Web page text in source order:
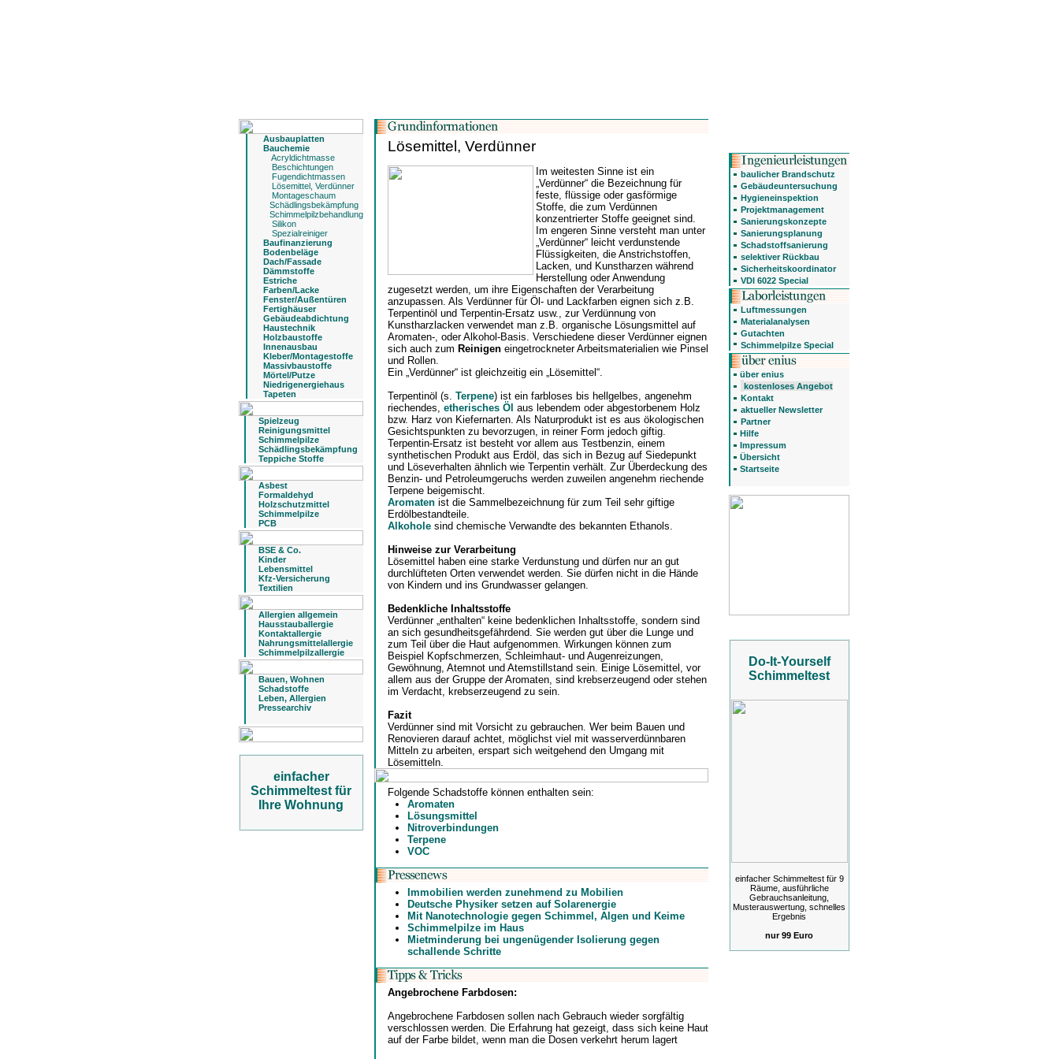
Ausbauplatten
Bauchemie
Acryldichtmasse
Beschichtungen
Fugendichtmassen
Lösemittel, Verdünner
Montageschaum
Schädlingsbekämpfung
Schimmelpilzbehandlung
Silikon
Spezialreiniger
Baufinanzierung
Bodenbeläge
Dach/Fassade
Dämmstoffe
Estriche
Farben/Lacke
Fenster/Außentüren
Fertighäuser
Gebäudeabdichtung
Haustechnik
Holzbaustoffe
Innenausbau
Kleber/Montagestoffe
Massivbaustoffe
Mörtel/Putze
Niedrigenergiehaus
Tapeten
Spielzeug
Reinigungsmittel
Schimmelpilze
Schädlingsbekämpfung
Teppiche Stoffe
Asbest
Formaldehyd
Holzschutzmittel
Schimmelpilze
PCB
BSE & Co.
Kinder
Lebensmittel
Kfz-Versicherung
Textilien
Allergien allgemein
Hausstauballergie
Kontaktallergie
Nahrungsmittelallergie
Schimmelpilzallergie
Bauen, Wohnen
Schadstoffe
Leben, Allergien
Pressearchiv
einfacher
Schimmeltest für
Ihre Wohnung
Lösemittel, Verdünner
Im weitesten Sinne ist ein
„Verdünner“ die Bezeichnung für
feste, flüssige oder gasförmige
Stoffe, die zum Verdünnen
konzentrierter Stoffe geeignet sind.
Im engeren Sinne versteht man unter
„Verdünner“ leicht verdunstende
Flüssigkeiten, die Anstrichstoffen,
Lacken, und Kunstharzen während
Herstellung oder Anwendung
zugesetzt werden, um ihre Eigenschaften der Verarbeitung
anzupassen. Als Verdünner für Öl- und Lackfarben eignen sich z.B.
Terpentinöl und Terpentin-Ersatz usw., zur Verdünnung von
Kunstharzlacken verwendet man z.B. organische Lösungsmittel auf
Aromaten-, oder Alkohol-Basis. Verschiedene dieser Verdünner eignen
sich auch zum Reinigen eingetrockneter Arbeitsmaterialien wie Pinsel
und Rollen.
Ein „Verdünner“ ist gleichzeitig ein „Lösemittel“.
Terpentinöl (s. Terpene) ist ein farbloses bis hellgelbes, angenehm
riechendes, etherisches Öl aus lebendem oder abgestorbenem Holz
bzw. Harz von Kiefernarten. Als Naturprodukt ist es aus ökologischen
Gesichtspunkten zu bevorzugen, in reiner Form jedoch giftig.
Terpentin-Ersatz ist besteht vor allem aus Testbenzin, einem
synthetischen Produkt aus Erdöl, das sich in Bezug auf Siedepunkt
und Löseverhalten ähnlich wie Terpentin verhält. Zur Überdeckung des
Benzin- und Petroleumgeruchs werden zuweilen angenehm riechende
Terpene beigemischt.
Aromaten ist die Sammelbezeichnung für zum Teil sehr giftige
Erdölbestandteile.
Alkohole sind chemische Verwandte des bekannten Ethanols.
Hinweise zur Verarbeitung
Lösemittel haben eine starke Verdunstung und dürfen nur an gut
durchlüfteten Orten verwendet werden. Sie dürfen nicht in die Hände
von Kindern und ins Grundwasser gelangen.
Bedenkliche Inhaltsstoffe
Verdünner „enthalten“ keine bedenklichen Inhaltsstoffe, sondern sind
an sich gesundheitsgefährdend. Sie werden gut über die Lunge und
zum Teil über die Haut aufgenommen. Wirkungen können zum
Beispiel Kopfschmerzen, Schleimhaut- und Augenreizungen,
Gewöhnung, Atemnot und Atemstillstand sein. Einige Lösemittel, vor
allem aus der Gruppe der Aromaten, sind krebserzeugend oder stehen
im Verdacht, krebserzeugend zu sein.
Fazit
Verdünner sind mit Vorsicht zu gebrauchen. Wer beim Bauen und
Renovieren darauf achtet, möglichst viel mit wasserverdünnbaren
Mitteln zu arbeiten, erspart sich weitgehend den Umgang mit
Lösemitteln.
Folgende Schadstoffe können enthalten sein:
Aromaten
Lösungsmittel
Nitroverbindungen
Terpene
VOC
Immobilien werden zunehmend zu Mobilien
Deutsche Physiker setzen auf Solarenergie
Mit Nanotechnologie gegen Schimmel, Algen und Keime
Schimmelpilze im Haus
Mietminderung bei ungenügender Isolierung gegen
schallende Schritte
Angebrochene Farbdosen:
Angebrochene Farbdosen sollen nach Gebrauch wieder sorgfältig
verschlossen werden. Die Erfahrung hat gezeigt, dass sich keine Haut
auf der Farbe bildet, wenn man die Dosen verkehrt herum lagert
baulicher Brandschutz
Gebäudeuntersuchung
Hygieneinspektion
Projektmanagement
Sanierungskonzepte
Sanierungsplanung
Schadstoffsanierung
selektiver Rückbau
Sicherheitskoordinator
VDI 6022 Special
Luftmessungen
Materialanalysen
Gutachten
Schimmelpilze Special
über enius
kostenloses Angebot
Kontakt
aktueller Newsletter
Partner
Hilfe
Impressum
Übersicht
Startseite
Do-It-Yourself
Schimmeltest
einfacher Schimmeltest für 9
Räume, ausführliche
Gebrauchsanleitung,
Musterauswertung, schnelles
Ergebnis
nur 99 Euro